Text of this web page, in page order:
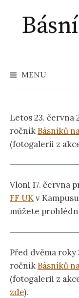
obsahu
MENU
Letos 23. června
ročníkBásníků
(fotogalerii z
Vloni 17. června
FF UKv
můžete
Před dvěma
ročníkBásníků
(fotogalerii z
zde).